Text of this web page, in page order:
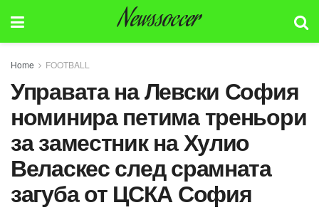
Newssoccer
Home FOOTBALL
Управата на Левски София
номинира петима треньори
за заместник на Хулио
Веласкес след срамната
загуба от ЦСКА София